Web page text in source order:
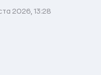
2026, 13:28